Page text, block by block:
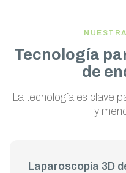
Tecnología
de
La tecnología es clave
y
Laparoscopia 3D